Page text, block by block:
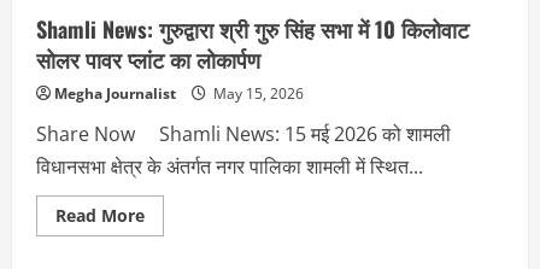
Shamli News: गुरुद्वारा श्री गुरु सिंह सभा में 10 किलोवाट
सोलर पावर प्लांट का लोकार्पण
Megha Journalist May 15, 2026
Share Now Shamli News: 15 मई 2026 को शामली
विधानसभा क्षेत्र के अंतर्गत नगर पालिका शामली में स्थित...
Read MoreRead
more